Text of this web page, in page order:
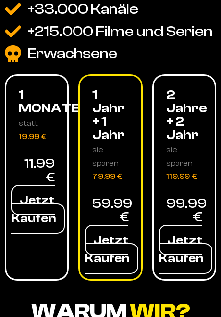
+33.000 Kanäle
+215.000 Filme und Serien
Erwachsene
1
MONATE
statt
19.99 €
11.99
€
Jetzt
Kaufen
1
Jahr
+ 1
Jahr
sie
sparen
79.99 €
59.99
€
Jetzt
Kaufen
2
Jahre
+ 2
Jahr
sie
sparen
119.99 €
99.99
€
Jetzt
Kaufen
WARUMWIR?